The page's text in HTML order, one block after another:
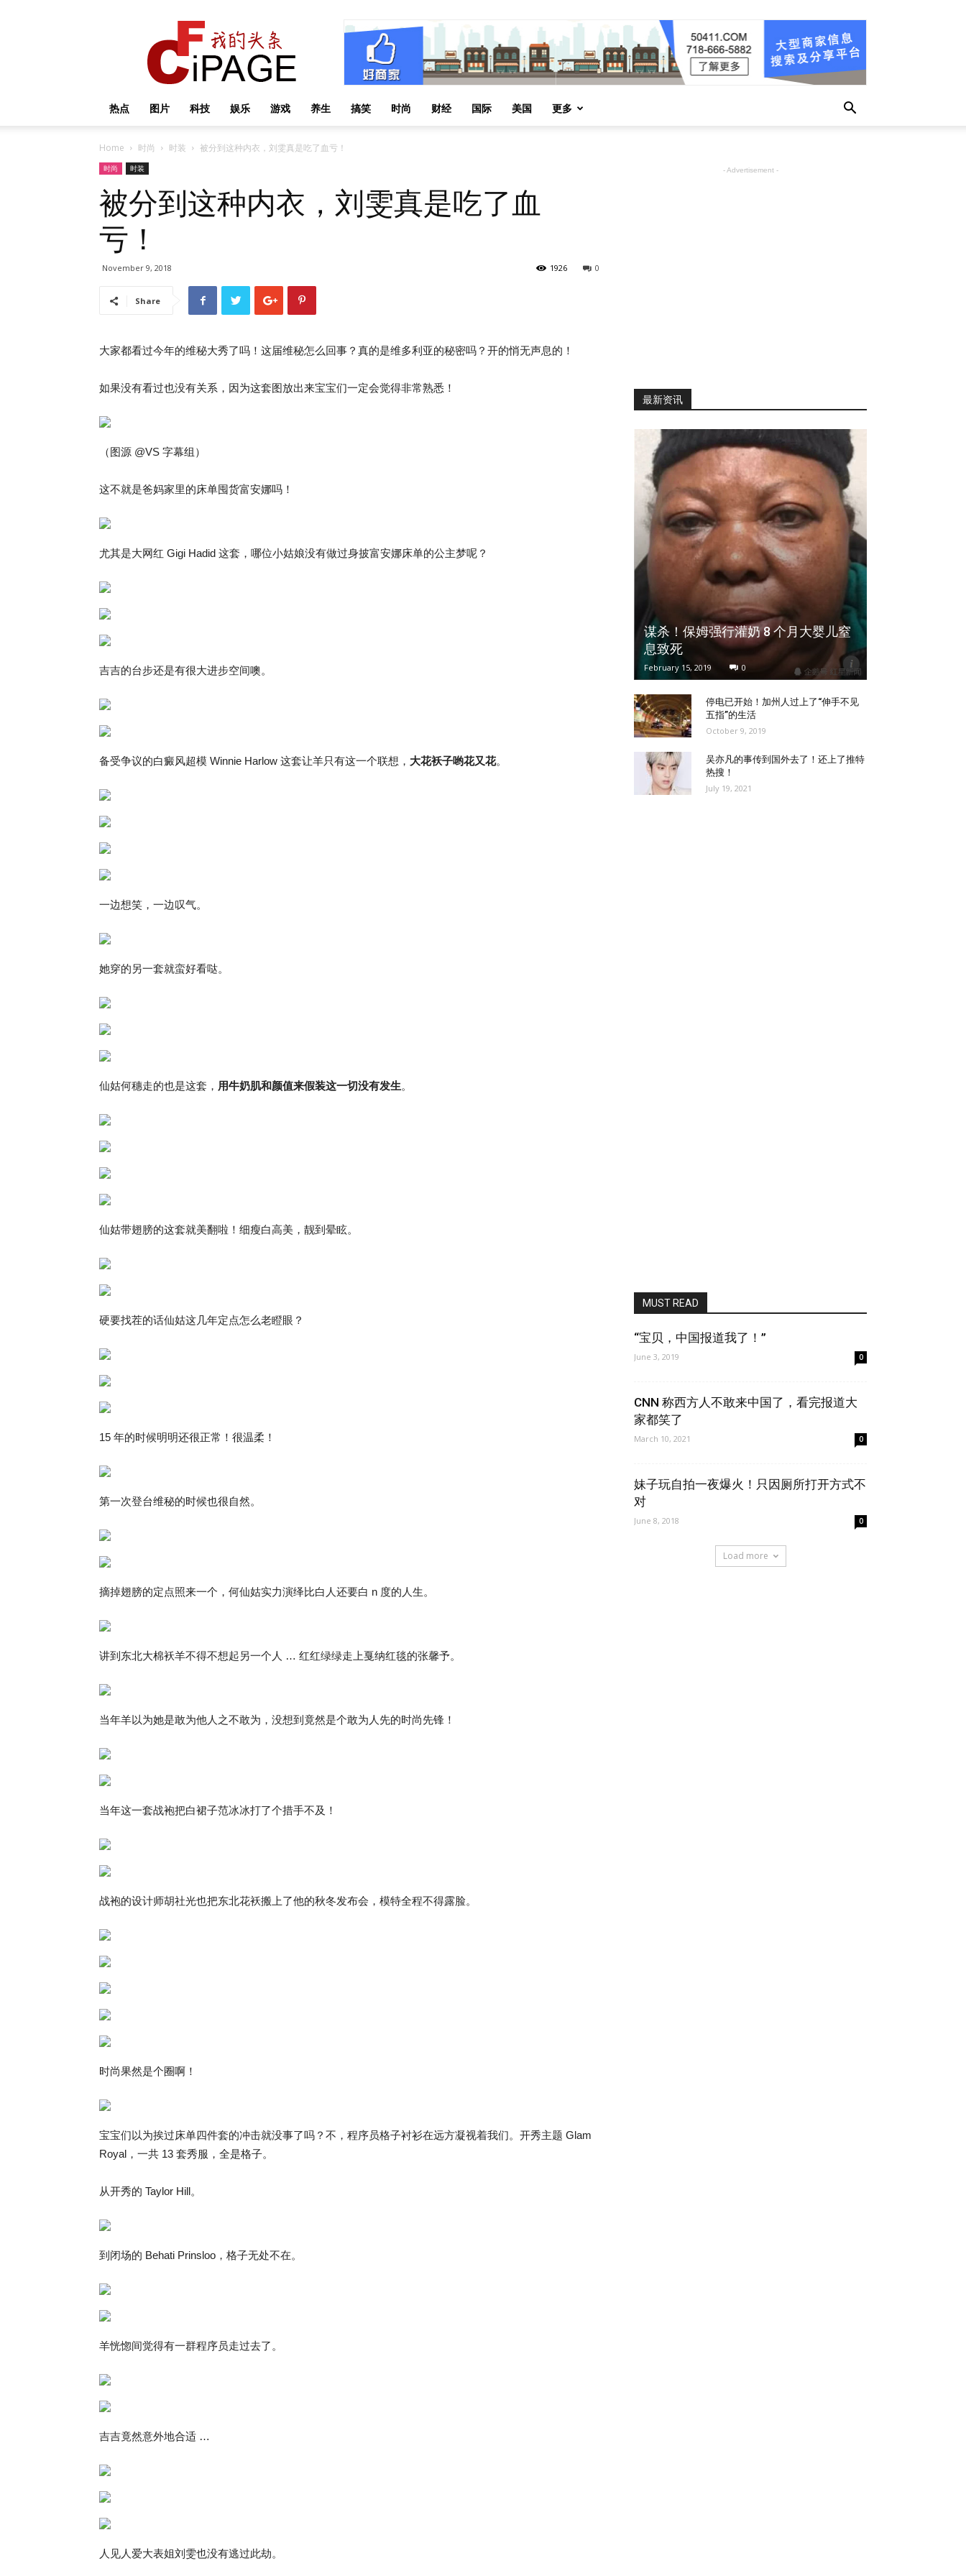
热点 图片 科技 娱乐 游戏 养生 搞笑 时尚 财经 国际 美国 更多
Home 时尚 时装 被分到这种内衣，刘雯真是吃了血亏！
时尚 时装
被分到这种内衣，刘雯真是吃了血
亏！
November 9, 2018 0
1926
Share
大家都看过今年的维秘大秀了吗！这届维秘怎么回事？真的是维多利亚的秘密吗？开的悄无声息的！
如果没有看过也没有关系，因为这套图放出来宝宝们一定会觉得非常熟悉！
（图源 @VS 字幕组）
这不就是爸妈家里的床单囤货富安娜吗！
尤其是大网红 Gigi Hadid 这套，哪位小姑娘没有做过身披富安娜床单的公主梦呢？
吉吉的台步还是有很大进步空间噢。
备受争议的白癜风超模 Winnie Harlow 这套让羊只有这一个联想， 大花袄子哟花又花。
一边想笑，一边叹气。
她穿的另一套就蛮好看哒。
仙姑何穗走的也是这套， 用牛奶肌和颜值来假装这一切没有发生。
仙姑带翅膀的这套就美翻啦！细瘦白高美，靓到晕眩。
硬要找茬的话仙姑这几年定点怎么老瞪眼？
15 年的时候明明还很正常！很温柔！
第一次登台维秘的时候也很自然。
摘掉翅膀的定点照来一个，何仙姑实力演绎比白人还要白 n 度的人生。
讲到东北大棉袄羊不得不想起另一个人 … 红红绿绿走上戛纳红毯的张馨予。
当年羊以为她是敢为他人之不敢为，没想到竟然是个敢为人先的时尚先锋！
当年这一套战袍把白裙子范冰冰打了个措手不及！
战袍的设计师胡社光也把东北花袄搬上了他的秋冬发布会，模特全程不得露脸。
时尚果然是个圈啊！
宝宝们以为挨过床单四件套的冲击就没事了吗？不，程序员格子衬衫在远方凝视着我们。开秀主题 Glam
Royal，一共 13 套秀服，全是格子。
从开秀的 Taylor Hill。
到闭场的 Behati Prinsloo，格子无处不在。
羊恍惚间觉得有一群程序员走过去了。
吉吉竟然意外地合适 …
人见人爱大表姐刘雯也没有逃过此劫。
- Advertisement -
最新资讯
谋杀！保姆强行灌奶 8 个月大婴儿窒
息致死
February 15, 2019 0
停电已开始！加州人过上了“伸手不见
五指”的生活
October 9, 2019
吴亦凡的事传到国外去了！还上了推特
热搜！
July 19, 2021
MUST READ
“宝贝，中国报道我了！”
June 3, 2019 0
CNN 称西方人不敢来中国了，看完报道大
家都笑了
March 10, 2021 0
妹子玩自拍一夜爆火！只因厕所打开方式不
对
June 8, 2018 0
Load more